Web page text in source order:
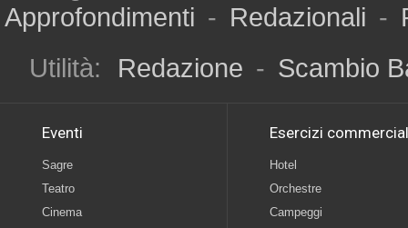
Approfondimenti - Redazionali -
Utilità:
Redazione - Scambio
Eventi
Sagre
Teatro
Cinema
Esercizi
Hotel
Orchestre
Campeggi